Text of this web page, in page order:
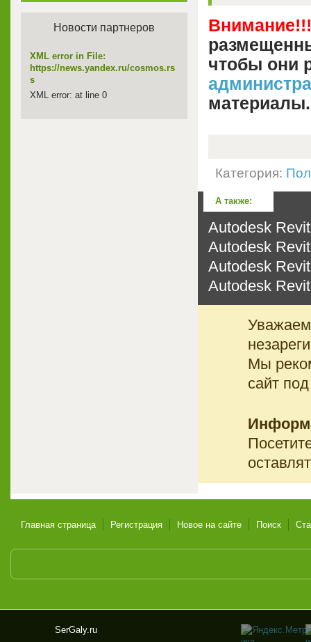
Внимание!!!
чтобы они
материалы.
Категория:
А также:
Autodesk
Autodesk
Autodesk
Autodesk
Мы
сайт
Новости партнеров
XML error in File:
https://news.yandex.ru/cosmos.rs
s
XML error: at line 0
Главная страница Регистрация Новое на сайте Поиск
SerGaly.ru